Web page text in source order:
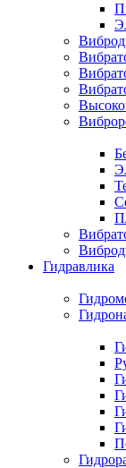
Гидравлика